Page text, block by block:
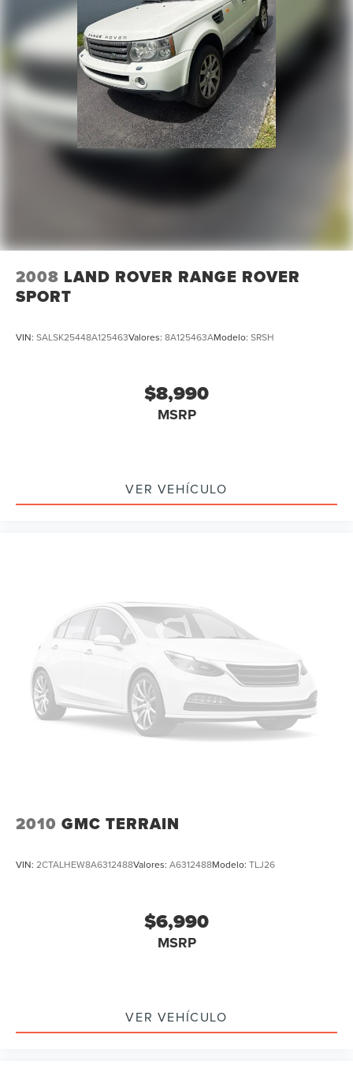
helicoidales
Frenos de discos en las 4 ruedas con frenos
antibloqueo (ABS) en las 4 ruedas, discos ventilados
adelante, asistencia de frenado, control de
deslizamiento en cuestas y freno eléctrico de
aparcamiento
Diferencial de deslizamiento limitado activado por los
frenos
2008 LAND ROVER RANGE ROVER
SPORT
VIN: SALSK25448A125463Valores: 8A125463AModelo: SRSH
$8,990
MSRP
VER VEHÍCULO
2010 GMC TERRAIN
VIN: 2CTALHEW8A6312488Valores: A6312488Modelo: TLJ26
$6,990
MSRP
VER VEHÍCULO